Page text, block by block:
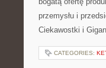
przemysłu i
Ciekawostki i
CATEGORIES: